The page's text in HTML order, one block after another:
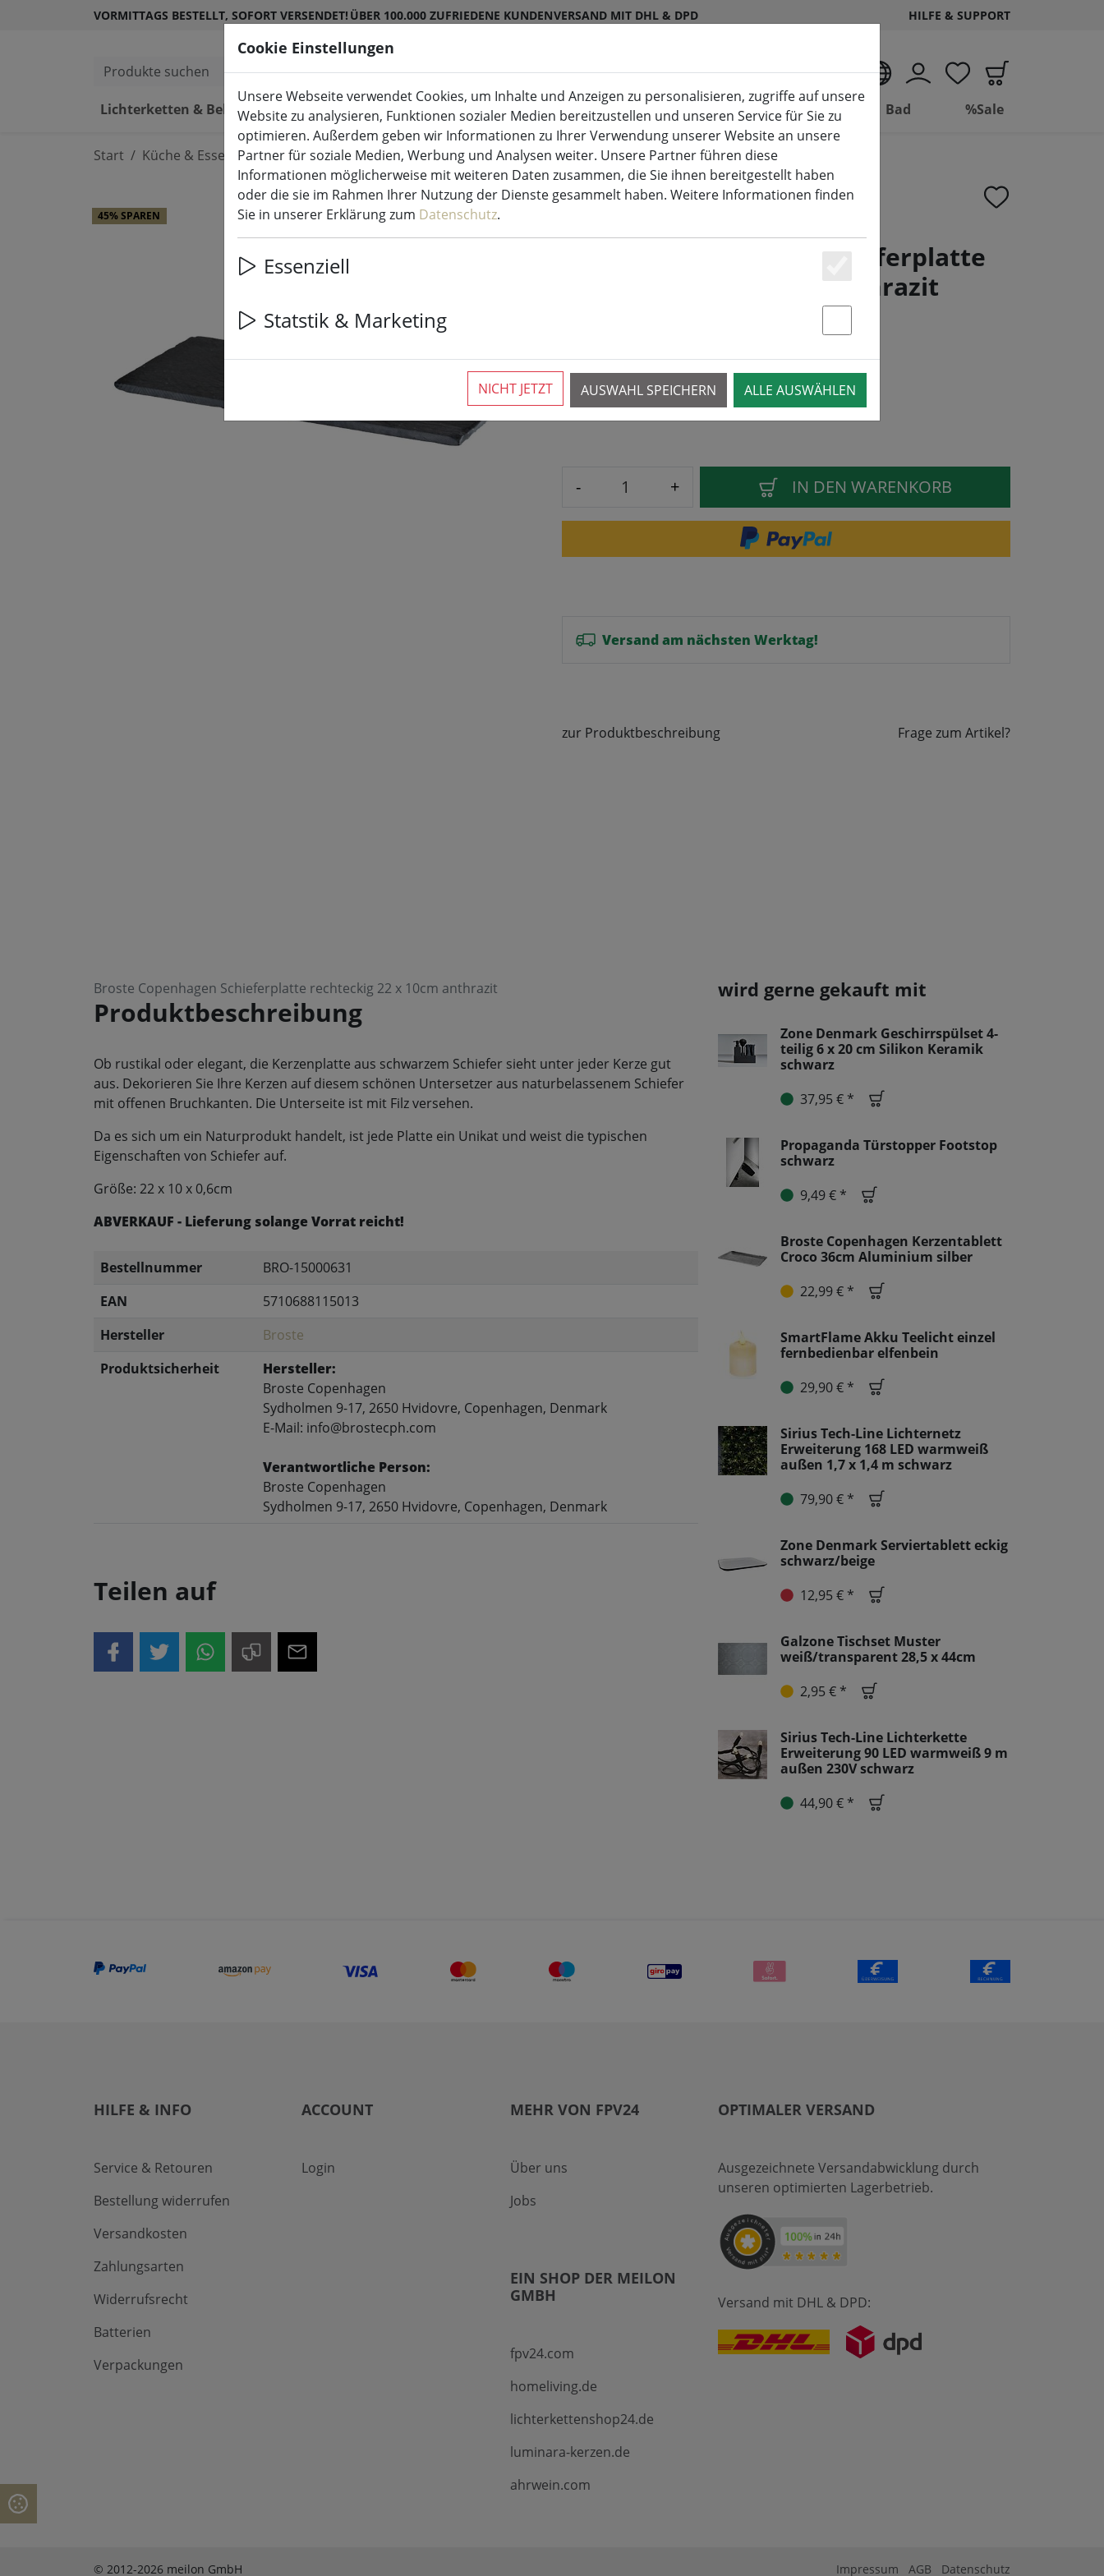
VORMITTAGS BESTELLT, SOFORT VERSENDET! ÜBER 100.000 ZUFRIEDENE KUNDENVERSAND MIT DHL & DPD HILFE & SUPPORT
Produkte suchen
DE
Lichterketten & Beleuchtung
LED-Kerzen Indoor & Outdoor Küche & Essen Wohnen Bad %Sale
Start Küche & Essen Geschirr
Broste Copenhagen Schieferplatte
rechteckig 22 x 10cm anthrazit
45% SPAREN
5,19 € *
- + IN DEN WARENKORB
Versand am nächsten Werktag!
zur Produktbeschreibung Frage zum Artikel?
Broste Copenhagen Schieferplatte rechteckig 22 x 10cm anthrazit
Produktbeschreibung
Ob rustikal oder elegant, die Kerzenplatte aus schwarzem Schiefer sieht unter jeder Kerze gut
aus. Dekorieren Sie Ihre Kerzen auf diesem schönen Untersetzer aus naturbelassenem Schiefer
mit offenen Bruchkanten. Die Unterseite ist mit Filz versehen.
Da es sich um ein Naturprodukt handelt, ist jede Platte ein Unikat und weist die typischen
Eigenschaften von Schiefer auf.
Größe: 22 x 10 x 0,6cm
ABVERKAUF - Lieferung solange Vorrat reicht!
Bestellnummer
BRO-15000631
EAN
5710688115013
Hersteller
Broste
Produktsicherheit
Hersteller:
Broste Copenhagen
Sydholmen 9-17, 2650 Hvidovre, Copenhagen, Denmark
E-Mail: info@brostecph.com
Verantwortliche Person:
Broste Copenhagen
Sydholmen 9-17, 2650 Hvidovre, Copenhagen, Denmark
Teilen auf
wird gerne gekauft mit
Zone Denmark Geschirrspülset 4-
teilig 6 x 20 cm Silikon Keramik
schwarz
37,95 € *
Propaganda Türstopper Footstop
schwarz
9,49 € *
Broste Copenhagen Kerzentablett
Croco 36cm Aluminium silber
22,99 € *
SmartFlame Akku Teelicht einzel
fernbedienbar elfenbein
29,90 € *
Sirius Tech-Line Lichternetz
Erweiterung 168 LED warmweiß
außen 1,7 x 1,4 m schwarz
79,90 € *
Zone Denmark Serviertablett eckig
schwarz/beige
12,95 € *
Galzone Tischset Muster
weiß/transparent 28,5 x 44cm
2,95 € *
Sirius Tech-Line Lichterkette
Erweiterung 90 LED warmweiß 9 m
außen 230V schwarz
44,90 € *
HILFE & INFO
Service & Retouren
Bestellung widerrufen
Versandkosten
Zahlungsarten
Widerrufsrecht
Batterien
Verpackungen
ACCOUNT
Login
MEHR VON FPV24
Über uns
Jobs
EIN SHOP DER MEILON
GMBH
fpv24.com
homeliving.de
lichterkettenshop24.de
luminara-kerzen.de
ahrwein.com
OPTIMALER VERSAND
Ausgezeichnete Versandabwicklung durch
unseren optimierten Lagerbetrieb.
Versand mit DHL & DPD:
© 2012-2026 meilon GmbH Impressum AGB Datenschutz
Cookie Einstellungen
Unsere Webseite verwendet Cookies, um Inhalte und Anzeigen zu personalisieren, zugriffe auf unsere
Website zu analysieren, Funktionen sozialer Medien bereitzustellen und unseren Service für Sie zu
optimieren. Außerdem geben wir Informationen zu Ihrer Verwendung unserer Website an unsere
Partner für soziale Medien, Werbung und Analysen weiter. Unsere Partner führen diese
Informationen möglicherweise mit weiteren Daten zusammen, die Sie ihnen bereitgestellt haben
oder die sie im Rahmen Ihrer Nutzung der Dienste gesammelt haben. Weitere Informationen finden
Sie in unserer Erklärung zum Datenschutz.
Essenziell
Essenziell
Statstik & Marketing
AUSWAHL SPEICHERN ALLE AUSWÄHLEN
NICHT JETZT